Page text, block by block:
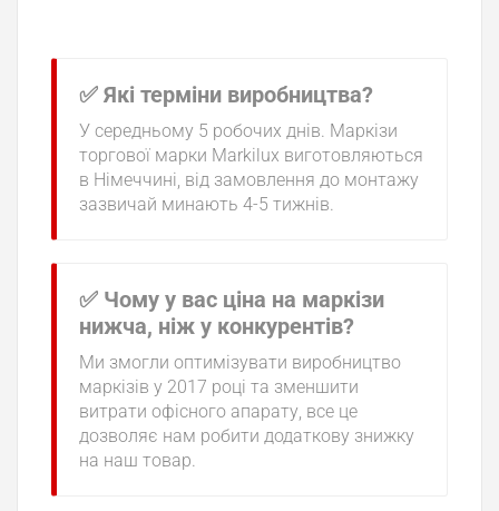
✅ Які терміни виробництва?
У середньому 5 робочих днів. Маркізи
торгової марки Markilux виготовляються
в Німеччині, від замовлення до монтажу
зазвичай минають 4-5 тижнів.
✅ Чому у вас ціна на маркізи
нижча, ніж у конкурентів?
Ми змогли оптимізувати виробництво
маркізів у 2017 році та зменшити
витрати офісного апарату, все це
дозволяє нам робити додаткову знижку
на наш товар.